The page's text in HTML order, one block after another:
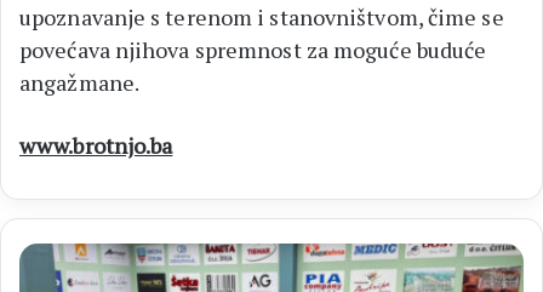
upoznavanje s terenom i stanovništvom, čime se
povećava njihova spremnost za moguće buduće
angažmane.
www.brotnjo.ba
MNL